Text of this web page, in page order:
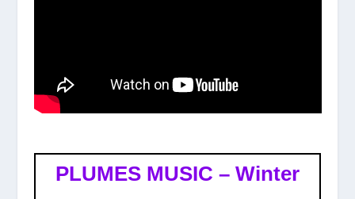
PLUMES MUSIC – Winter